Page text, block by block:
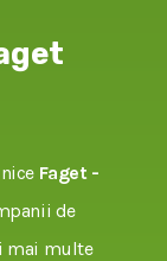
Faget -
de
mai multe